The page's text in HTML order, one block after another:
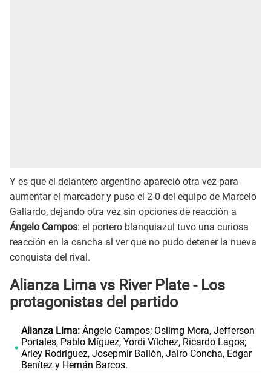
Y es que el delantero argentino apareció otra vez para
aumentar el marcador y puso el 2-0 del equipo de Marcelo
Gallardo, dejando otra vez sin opciones de reacción a
Ángelo Campos: el portero blanquiazul tuvo una curiosa
reacción en la cancha al ver que no pudo detener la nueva
conquista del rival.
Alianza Lima vs River Plate - Los
protagonistas del partido
Alianza Lima:Ángelo Campos; Oslimg Mora, Jefferson
Portales, Pablo Míguez, Yordi Vílchez, Ricardo Lagos;
Arley Rodríguez, Josepmir Ballón, Jairo Concha, Edgar
Benítez y Hernán Barcos.